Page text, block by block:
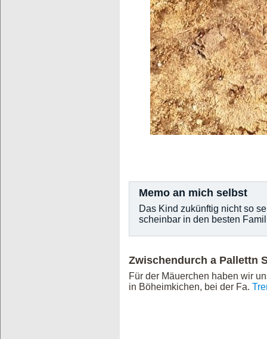
Memo an mich selbst
Das Kind zukünftig nicht so
scheinbar in den besten
Zwischendurch a Pallettn
Für der Mäuerchen haben wir
in Böheimkichen, bei der Fa.